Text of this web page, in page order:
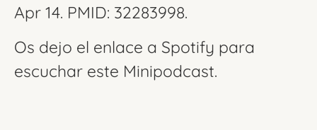
Apr 14. PMID: 32283998.
Os dejo el enlace a Spotify para
escuchar este Minipodcast.